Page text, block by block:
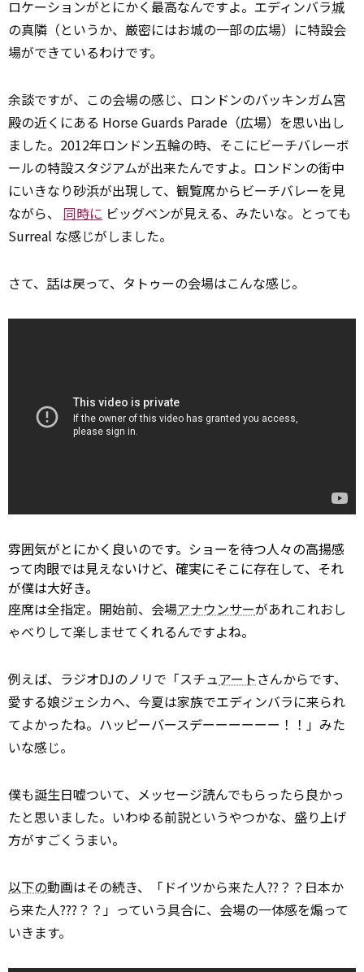
ロケーションがとにかく最高なんですよ。エディンバラ城
の真隣（というか、厳密にはお城の一部の広場）に特設会
場ができているわけです。
余談ですが、この会場の感じ、ロンドンのバッキンガム宮
殿の近くにある Horse Guards Parade（広場）を思い出し
ました。2012年ロンドン五輪の時、そこにビーチバレーボ
ールの特設スタジアムが出来たんですよ。ロンドンの街中
にいきなり砂浜が出現して、観覧席からビーチバレーを見
ながら、 同時に ビッグベンが見える、みたいな。とっても
Surreal な感じがしました。
さて、 話は戻って、タトゥーの会場はこんな感じ。
雰囲気がとにかく良いのです。ショーを待つ人々の高揚感
って肉眼では見えないけど、確実にそこに存在して、それ
が僕は大好き。
座席は全指定。開始前、会場アナウンサーがあれこれおし
ゃべりして楽しませてくれるんですよね。
例えば、ラジオDJのノリで「スチュアートさんからです、
愛する娘ジェシカへ、今夏は家族でエディンバラに来られ
てよかったね。ハッピーバースデーーーーーー！！」みた
いな感じ。
僕も誕生日嘘ついて、メッセージ読んでもらったら良かっ
たと思いました。いわゆる前説というやつかな、盛り上げ
方がすごくうまい。
以下の動画はその続き、「ドイツから来た人??？？日本か
ら来た人???？？」っていう具合に、会場の一体感を煽って
いきます。